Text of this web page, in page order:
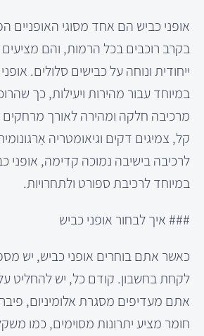
אופני כביש הם אחד מסוגי האופניים
בקרב רוכבים בכל הרמות, והם מציעים
ייחודית ונוחה על כבישים סלולים.
במיוחד עבור מהירות ויעילות, כך
מרכיבה חלקה ומהירה לאורך
קל, צמיגים דקים וגיאומטריה
לרכיבה בישיבה נמוכה קדימה, אופני
במיוחד לרכיבת ספורט ולתחרויות.
### איך לבחור אופני כביש
כאשר אתם בוחרים אופני כביש, יש
לקחת בחשבון. קודם כל, יש להחליט
אתם מעדיפים מסגרת אלומיניום,
חומר מציע יתרונות מסוימים, כמו